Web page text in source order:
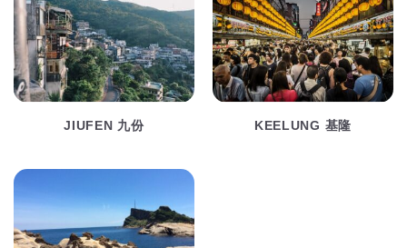
JIUFEN 九份 KEELUNG 基隆